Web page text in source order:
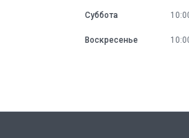
Суббота
Воскресенье